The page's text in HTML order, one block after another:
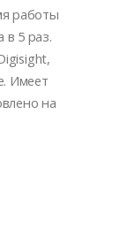
работы
в 5 раз.
Имеет
на